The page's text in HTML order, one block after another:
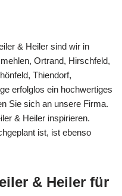
& Heiler sind wir in
Ortrand, Hirschfeld,
Thiendorf,
erfolglos ein hochwertiges
Sie sich an unsere Firma.
& Heiler inspirieren.
ist, ist ebenso
& Heiler für